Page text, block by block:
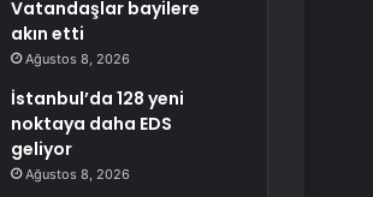
Vatandaşlar bayilere
akın etti
Ağustos 8, 2026
İstanbul’da 128 yeni
noktaya daha EDS
geliyor
Ağustos 8, 2026